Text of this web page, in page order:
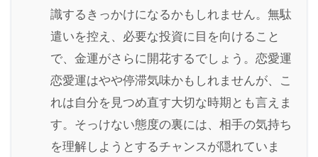
識するきっかけになるかもしれません。無駄
遣いを控え、必要な投資に目を向けること
で、金運がさらに開花するでしょう。恋愛運
恋愛運はやや停滞気味かもしれませんが、こ
れは自分を見つめ直す大切な時期とも言えま
す。そっけない態度の裏には、相手の気持ち
を理解しようとするチャンスが隠れていま